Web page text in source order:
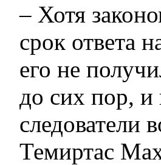
– Хотя
срок ответа
его не
до сих пор,
следователи
Темиртас